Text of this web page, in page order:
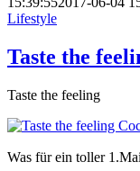
Lifestyle
Taste the
Taste the feeling
Was für ein toller